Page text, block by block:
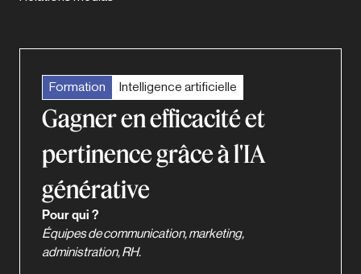
Formation Intelligence artificielle
Gagner en efficacité et
pertinence grâce à l'IA
générative
Pour qui ?
Équipes de communication, marketing,
administration, RH.